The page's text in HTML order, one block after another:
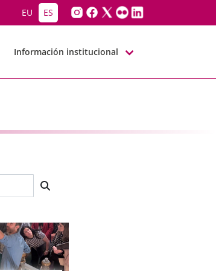
EU ES
Información institucional